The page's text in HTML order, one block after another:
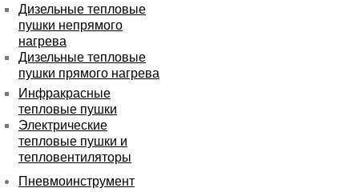
Дизельные тепловые
пушки непрямого
нагрева
Дизельные тепловые
пушки прямого нагрева
Инфракрасные
тепловые пушки
Электрические
тепловые пушки и
тепловентиляторы
Пневмоинструмент